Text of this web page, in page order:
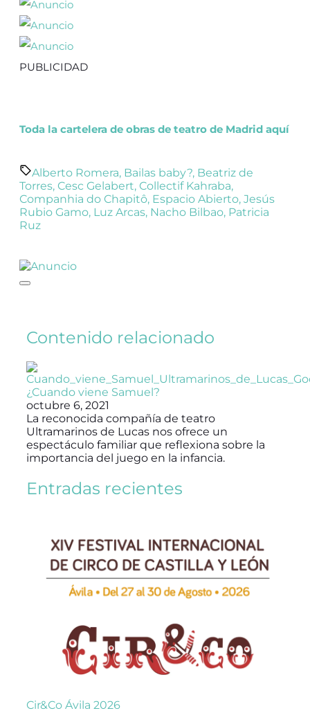
PUBLICIDAD
Toda la cartelera de obras de teatro de Madrid aquí
Alberto Romera, Bailas baby?, Beatriz de
Torres, Cesc Gelabert, Collectif Kahraba,
Companhia do Chapitô, Espacio Abierto, Jesús
Rubio Gamo, Luz Arcas, Nacho Bilbao, Patricia
Ruz
Contenido relacionado
¿Cuando viene Samuel?
octubre 6, 2021
La reconocida compañía de teatro
Ultramarinos de Lucas nos ofrece un
espectáculo familiar que reflexiona sobre la
importancia del juego en la infancia.
Entradas recientes
Cir&Co Ávila 2026